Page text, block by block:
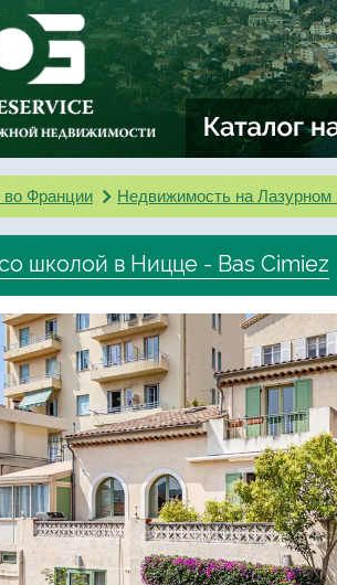
Франции Недвижимость на Лазурном
школой в Ницце - Bas Cimiez